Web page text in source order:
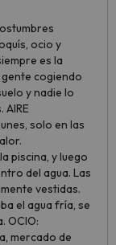
ocio y
es la
gente cogiendo
y nadie lo
AIRE
solo en las
piscina, y luego
del agua. Las
vestidas.
el agua fría, se
OCIO:
mercado de